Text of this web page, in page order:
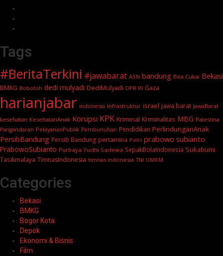
Tags
#BeritaTerkini #jawabarat ASN bandung Bea Cukai Bekasi
BMKG Bobotoh dedi mulyadi DediMulyadi DPR RI Gaza
harianjabar indonesia Infrastruktur israel jawa barat JawaBarat
kesehatan KesehatanAnak Korupsi KPK Kriminal Kriminalitas MBG Palestina
Pangandaran PelayananPublik Pembunuhan Pendidikan PerlindunganAnak
PersibBandung Persib Bandung pertamina Polri prabowo subianto
PrabowoSubianto Purbaya Yudhi Sadewa SepakBolaIndonesia Sukabumi
Tasikmalaya TimnasIndonesia timnas indonesia TNI UMKM
Categories
Bekasi
BMKG
Bogor Kota
Depok
Ekonomi & Bisnis
Film